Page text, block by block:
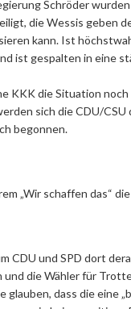
Schröder
die Wessis geben
kann. Ist
ist gespalten in eine
KKK die Situation
sich die CDU/CSU
begonnen.
„Wir schaffen das“
CDU und SPD dort
und die Wähler für
dass die eine